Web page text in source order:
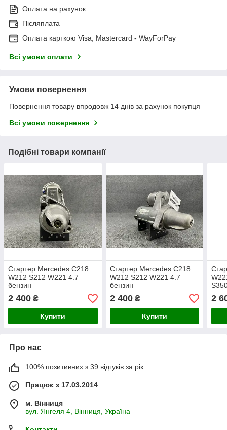
Оплата на рахунок
Післяплата
Оплата карткою Visa, Mastercard - WayForPay
Всі умови оплати
Умови повернення
Повернення товару впродовж 14 днів за рахунок покупця
Всі умови повернення
Подібні товари компанії
Стартер Mercedes C218
W212 S212 W221 4.7
бензин
2 400 ₴
Купити
Стартер Mercedes C218
W212 S212 W221 4.7
бензин
2 400₴
Купити
2
Про нас
100% позитивних з 39 відгуків за рік
Працює з 17.03.2014
м. Вінниця
вул. Янгеля 4, Вінниця, Україна